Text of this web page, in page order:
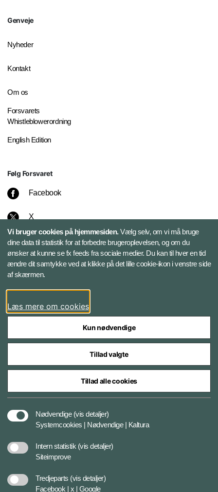
Genveje
Nyheder
Kontakt
Om os
Forsvarets
Whistleblowerordning
English Edition
Følg Forsvaret
Facebook
X
Instagram
Bluesky
LinkedIn
Styrelser og myndigheder under Forsvarsministeriet
Vi bruger cookies på hjemmesiden.Vælg selv, om vi må bruge
dine data til statistik for at forbedre brugeroplevelsen, og om du
ønsker at kunne se fx feeds fra sociale medier. Du kan til hver en tid
ændre dit samtykke ved at klikke på det lille cookie-ikon i venstre side
af skærmen.
Læs mere om cookies
Kun nødvendige
Tillad valgte
Tillad alle cookies
Nødvendige (vis detaljer)
Systemcookies | Nødvendige | Kaltura
Intern statistik (vis detaljer)
Siteimprove
Tredjeparts (vis detaljer)
Facebook | x | Google